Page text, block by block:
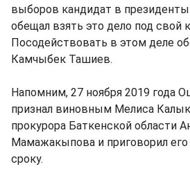
выборов кандидат в
обещал взять это дело под свой
Посодействовать в этом деле
Камчыбек Ташиев.
Напомним, 27 ноября 2019 года
признал виновным Мелиса
прокурора Баткенской области
Мамажакыпова и приговорил
сроку.